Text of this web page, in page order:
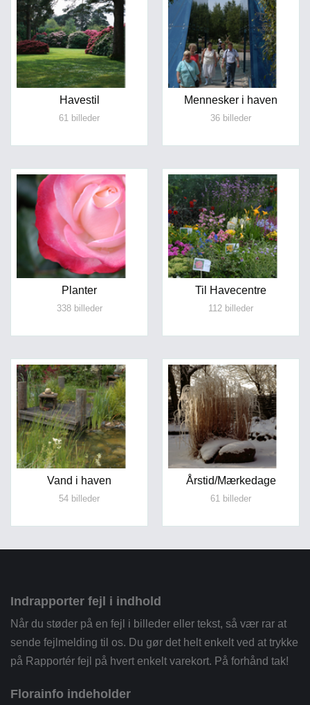
Havestil
61 billeder
Mennesker i haven
36 billeder
Planter
338 billeder
Til Havecentre
112 billeder
Vand i haven
54 billeder
Årstid/Mærkedage
61 billeder
Indrapporter fejl i indhold
Når du støder på en fejl i billeder eller tekst, så vær rar at
sende fejlmelding til os. Du gør det helt enkelt ved at trykke
på Rapportér fejl på hvert enkelt varekort. På forhånd tak!
Florainfo indeholder